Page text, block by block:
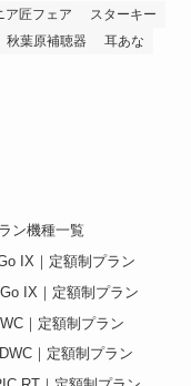
ア匠フェア
スターキー
秋葉原補聴器
耳あな
ン機種一覧
IX｜定額制プラン
IX｜定額制プラン
｜定額制プラン
｜定額制プラン